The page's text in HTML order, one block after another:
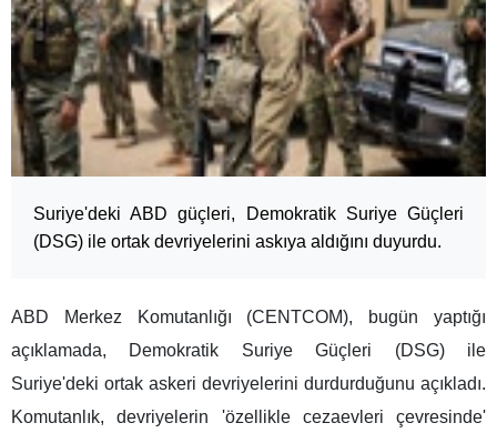
Suriye'deki ABD güçleri, Demokratik Suriye Güçleri
(DSG) ile ortak devriyelerini askıya aldığını duyurdu.
ABD Merkez Komutanlığı (CENTCOM), bugün yaptığı
açıklamada, Demokratik Suriye Güçleri (DSG) ile
Suriye'deki ortak askeri devriyelerini durdurduğunu açıkladı.
Komutanlık, devriyelerin 'özellikle cezaevleri çevresinde'